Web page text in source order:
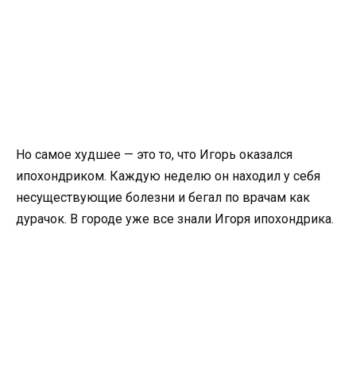
Но самое худшее — это то, что Игорь оказался
ипохондриком. Каждую неделю он находил у себя
несуществующие болезни и бегал по врачам как
дурачок. В городе уже все знали Игоря ипохондрика.